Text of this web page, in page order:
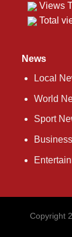
News
Local
World
Sport
Views
Total
Copyright